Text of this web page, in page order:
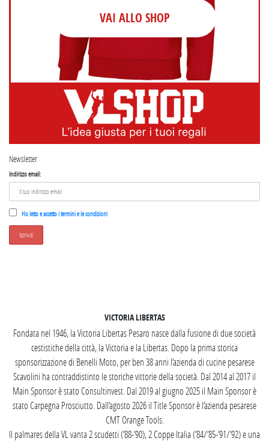
VAI ALLO SHOP
Newsletter
Indirizzo email:
Ho letto e accetto i termini e le condizioni
VICTORIA LIBERTAS
Fondata nel 1946, la Victoria Libertas Pesaro nasce dalla fusione di due società
cestistiche della città, la Victoria e la Libertas. Dopo la prima storica
sponsorizzazione di Benelli Moto, per ben 38 anni l’azienda di cucine pesarese
Scavolini ha contraddistinto le storiche vittorie della società. Dal 2014 al 2017 il
Main Sponsor è stato Consultinvest. Dal 2019 al giugno 2025 il Main Sponsor è
stato Carpegna Prosciutto. Dall’agosto 2026 il Title Sponsor è l’azienda pesarese
CMT Orange Tools.
Il palmares della VL vanta 2 scudetti (’88-’90), 2 Coppe Italia (’84/’85-’91/’92) e una